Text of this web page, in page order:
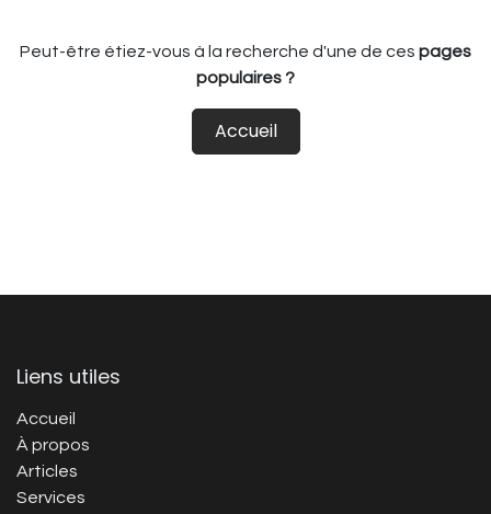
Peut-être étiez-vous à la recherche d'une de ces pages
populaires ?
Accueil
Liens utiles
Accueil
À propos
Articles
Services